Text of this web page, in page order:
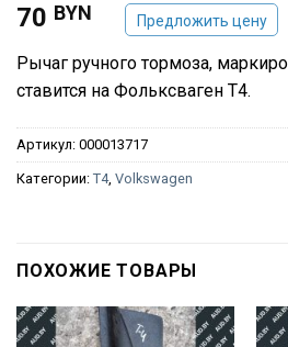
70 BYN Предложить цену
Рычаг ручного тормоза,
ставится на Фольксваген Т4.
Артикул: 000013717
Категории: T4, Volkswagen
ПОХОЖИЕ ТОВАРЫ